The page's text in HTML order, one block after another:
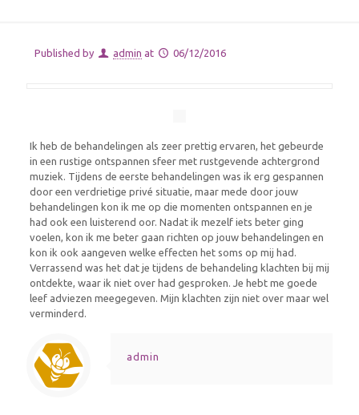
Published by admin at 06/12/2016
Ik heb de behandelingen als zeer prettig ervaren, het gebeurde
in een rustige ontspannen sfeer met rustgevende achtergrond
muziek. Tijdens de eerste behandelingen was ik erg gespannen
door een verdrietige privé situatie, maar mede door jouw
behandelingen kon ik me op die momenten ontspannen en je
had ook een luisterend oor. Nadat ik mezelf iets beter ging
voelen, kon ik me beter gaan richten op jouw behandelingen en
kon ik ook aangeven welke effecten het soms op mij had.
Verrassend was het dat je tijdens de behandeling klachten bij mij
ontdekte, waar ik niet over had gesproken. Je hebt me goede
leef adviezen meegegeven. Mijn klachten zijn niet over maar wel
verminderd.
admin